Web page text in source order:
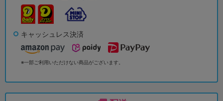
キャッシュレス決済
※一部ご利用いただけない商品がございます。